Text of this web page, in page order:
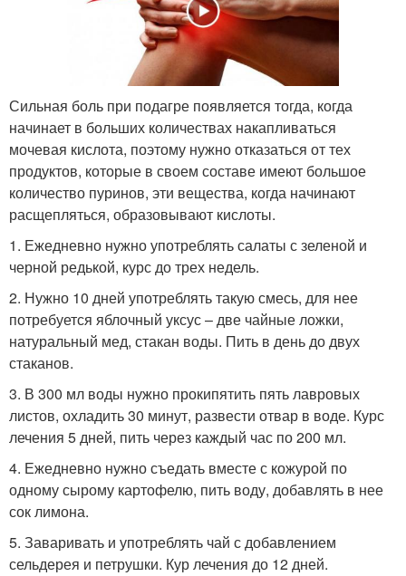
Сильная боль при подагре появляется тогда, когда
начинает в больших количествах накапливаться
мочевая кислота, поэтому нужно отказаться от тех
продуктов, которые в своем составе имеют большое
количество пуринов, эти вещества, когда начинают
расщепляться, образовывают кислоты.
1. Ежедневно нужно употреблять салаты с зеленой и
черной редькой, курс до трех недель.
2. Нужно 10 дней употреблять такую смесь, для нее
потребуется яблочный уксус – две чайные ложки,
натуральный мед, стакан воды. Пить в день до двух
стаканов.
3. В 300 мл воды нужно прокипятить пять лавровых
листов, охладить 30 минут, развести отвар в воде. Курс
лечения 5 дней, пить через каждый час по 200 мл.
4. Ежедневно нужно съедать вместе с кожурой по
одному сырому картофелю, пить воду, добавлять в нее
сок лимона.
5. Заваривать и употреблять чай с добавлением
сельдерея и петрушки. Кур лечения до 12 дней.